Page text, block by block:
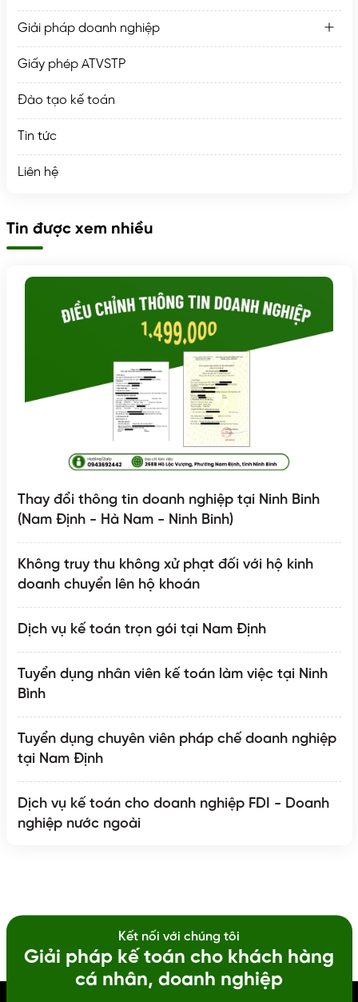
Giải pháp doanh nghiệp
Giấy phép ATVSTP
Đào tạo kế toán
Tin tức
Liên hệ
Tin được xem nhiều
Thay đổi thông tin doanh nghiệp tại Ninh Binh
(Nam Định - Hà Nam - Ninh Binh)
Không truy thu không xử phạt đối với hộ kinh
doanh chuyển lên hộ khoán
Dịch vụ kế toán trọn gói tại Nam Định
Tuyển dụng nhân viên kế toán làm việc tại Ninh
Bình
Tuyển dụng chuyên viên pháp chế doanh nghiệp
tại Nam Định
Dịch vụ kế toán cho doanh nghiệp FDI - Doanh
nghiệp nước ngoài
Kết nối với chúng tôi
Giải pháp kế toán cho khách hàng
cá nhân, doanh nghiệp